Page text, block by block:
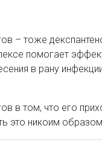
– тоже
помогает
в рану
в том, что его
это никоим образом